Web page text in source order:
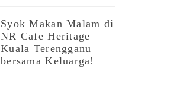
Syok Makan Malam di
NR Cafe Heritage
Kuala Terengganu
bersama Keluarga!